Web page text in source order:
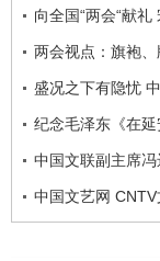
向全国“两会“献
两会视点：旗袍
盛况之下有隐忧
纪念毛泽东《在
中国文联副主席
中国文艺网